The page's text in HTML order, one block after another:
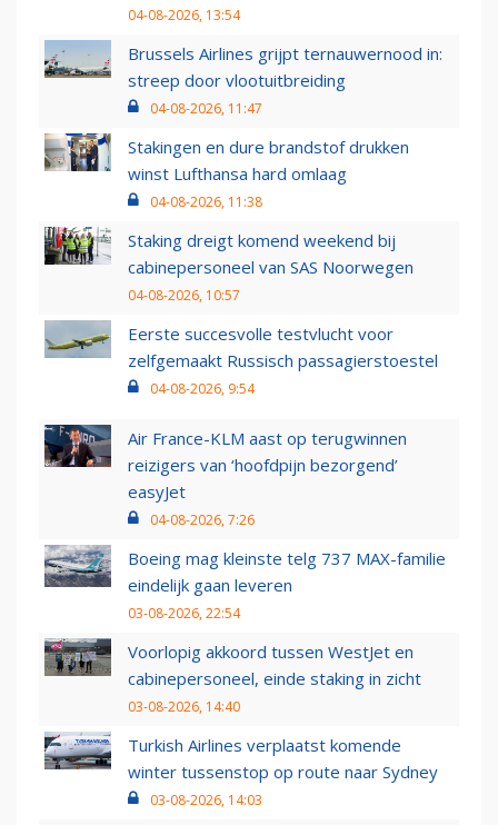
04-08-2026, 13:54
Brussels Airlines grijpt ternauwernood in:
streep door vlootuitbreiding
04-08-2026, 11:47
Stakingen en dure brandstof drukken
winst Lufthansa hard omlaag
04-08-2026, 11:38
Staking dreigt komend weekend bij
cabinepersoneel van SAS Noorwegen
04-08-2026, 10:57
Eerste succesvolle testvlucht voor
zelfgemaakt Russisch passagierstoestel
04-08-2026, 9:54
Air France-KLM aast op terugwinnen
reizigers van ‘hoofdpijn bezorgend’
easyJet
04-08-2026, 7:26
Boeing mag kleinste telg 737 MAX-familie
eindelijk gaan leveren
03-08-2026, 22:54
Voorlopig akkoord tussen WestJet en
cabinepersoneel, einde staking in zicht
03-08-2026, 14:40
Turkish Airlines verplaatst komende
winter tussenstop op route naar Sydney
03-08-2026, 14:03